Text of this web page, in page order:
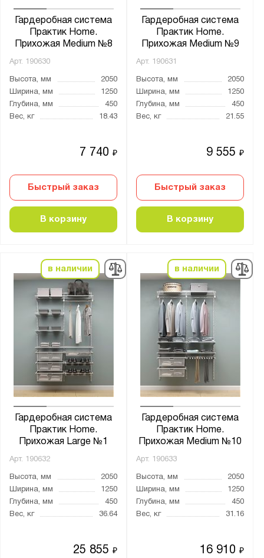
Гардеробная система
Практик Home.
Прихожая Medium №8
Арт. 190630
Высота, мм
2050
Ширина, мм
1250
Глубина, мм
450
Вес, кг
18.43
7 740₽
Быстрый заказ
В корзину
Гардеробная система
Практик Home.
Прихожая Medium №9
Арт. 190631
Высота, мм
2050
Ширина, мм
1250
Глубина, мм
450
Вес, кг
21.55
9 555₽
Быстрый заказ
В корзину
в наличии
Гардеробная система
Практик Home.
Прихожая Large №1
Арт. 190632
Высота, мм
2050
Ширина, мм
1250
Глубина, мм
450
Вес, кг
36.64
25 855₽
в наличии
Гардеробная система
Практик Home.
Прихожая Medium №10
Арт. 190633
Высота, мм
2050
Ширина, мм
1250
Глубина, мм
450
Вес, кг
31.16
16 910₽